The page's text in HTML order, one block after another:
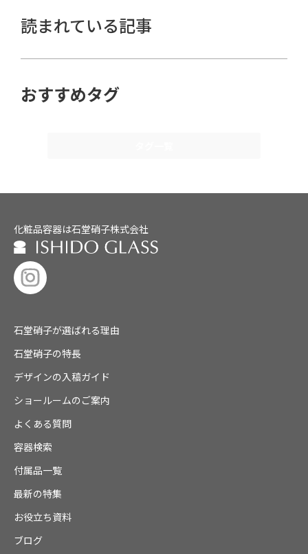
読まれている記事
おすすめタグ
化粧品容器は石堂硝子株式会社
石堂硝子が選ばれる理由
石堂硝子の特長
デザインの入稿ガイド
ショールームのご案内
よくある質問
容器検索
付属品一覧
最新の特集
お役立ち資料
ブログ